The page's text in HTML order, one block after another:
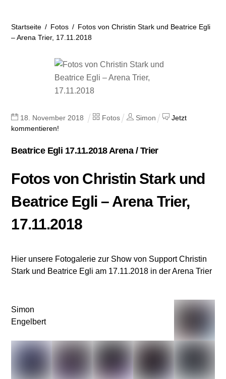
Startseite / Fotos / Fotos von Christin Stark und Beatrice Egli
– Arena Trier, 17.11.2018
18 November 2018 Fotos Simon
Jetzt
kommentieren!
Beatrice Egli 17.11.2018 Arena / Trier
Fotos von Christin Stark und
Beatrice Egli – Arena Trier,
17.11.2018
Hier unsere Fotogalerie zur Show von Support Christin
Stark und Beatrice Egli am 17.11.2018 in der Arena Trier
Simon
Engelbert